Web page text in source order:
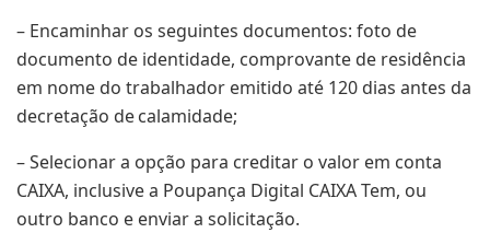
– Encaminhar os seguintes documentos: foto de
documento de identidade, comprovante de residência
em nome do trabalhador emitido até 120 dias antes da
decretação de calamidade;
– Selecionar a opção para creditar o valor em conta
CAIXA, inclusive a Poupança Digital CAIXA Tem, ou
outro banco e enviar a solicitação.